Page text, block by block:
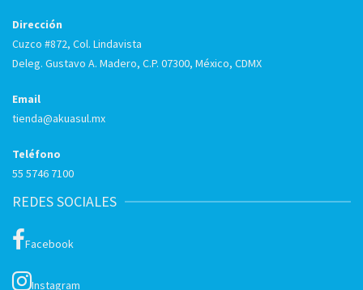
Dirección
Cuzco #872, Col. Lindavista
Deleg. Gustavo A. Madero, C.P. 07300, México, CDMX
Email
tienda@akuasul.mx
Teléfono
55 5746 7100
REDES SOCIALES
Facebook
Instagram